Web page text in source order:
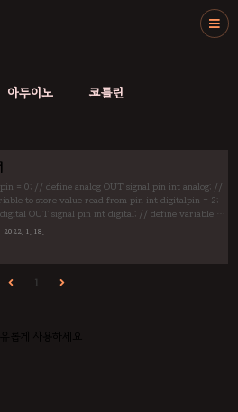
아두이노 코틀린
= 0; // define analog OUT signal pin int analog; //
to store value read from pin int digitalpin = 2;
OUT signal pin int digital; // define variable to
read from pin void setup() { pinMode(analogpin,
2022. 1. 18.
1
유롭게 사용하세요